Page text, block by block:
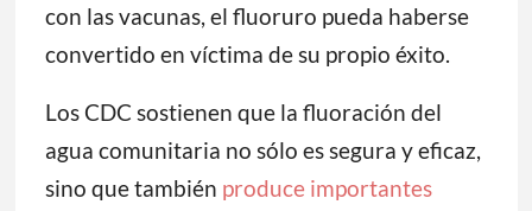
con las vacunas, el fluoruro pueda haberse
convertido en víctima de su propio éxito.
Los CDC sostienen que la fluoración del
agua comunitaria no sólo es segura y eficaz,
sino que también produce importantes